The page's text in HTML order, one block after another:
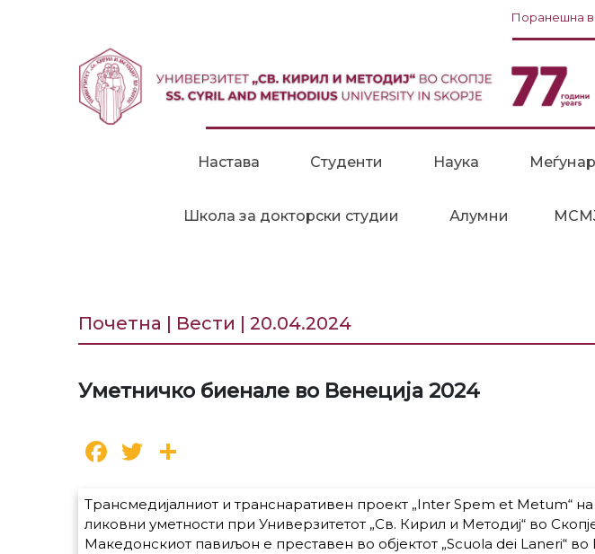
Поранешна
Настава Студенти Наука
Школа за докторски студии Алумни
Почетна | Вести | 20.04.2024
Уметничко биенале во Венеција 2024
Facebook
Twitter
Трансмедијалниот и транснаративен проект „Inter Spem et Metum“
ликовни уметности при Универзитетот „Св. Кирил и Методиј“ во
Македонскиот павиљон е преставен во објектот „Scuola dei Laneri“ во